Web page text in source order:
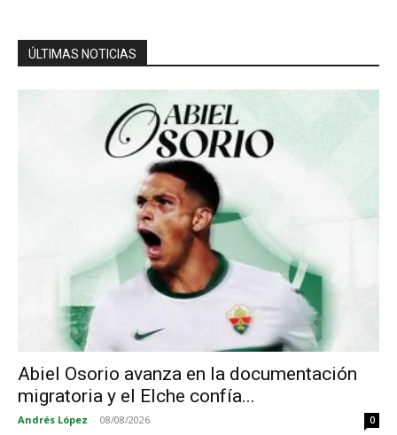
ÚLTIMAS NOTICIAS
Abiel Osorio avanza en la documentación
migratoria y el Elche confía...
Andrés López - 08/08/2026 0